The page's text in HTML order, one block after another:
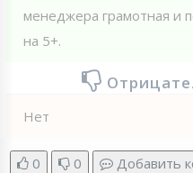
менеджера грамотная и
на 5+.
Нет
0 0 Добавить